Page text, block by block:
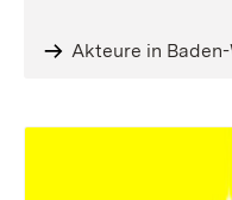
Akteure in